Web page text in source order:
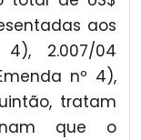
aos
2.007/04
nº 4),
tratam
que o